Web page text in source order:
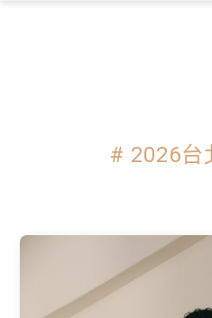
# 2026台